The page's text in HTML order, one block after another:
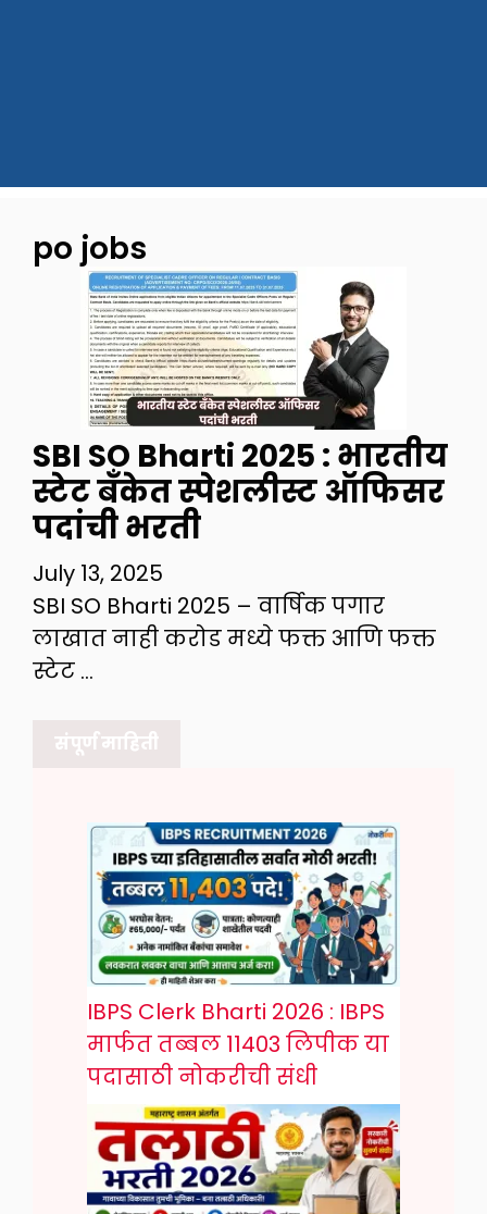
po jobs
SBI SO Bharti 2025 : भारतीय
स्टेट बँकेत स्पेशलीस्ट ऑफिसर
पदांची भरती
July 13, 2025
SBI SO Bharti 2025 – वार्षिक पगार
लाखात नाही करोड मध्ये फक्त आणि फक्त
स्टेट …
संपूर्ण माहिती
IBPS Clerk Bharti 2026 : IBPS
मार्फत तब्बल 11403 लिपीक या
पदासाठी नोकरीची संधी